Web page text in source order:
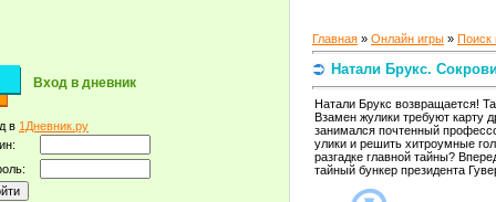
Вход в дневник
в 1Дневник.ру
Главная » Онлайн игры » Поиск
Натали Брукс.
Натали Брукс возвращается!
Взамен жулики требуют карту
занимался почтенный
улики и решить хитроумные
разгадке главной тайны?
тайный бункер президента